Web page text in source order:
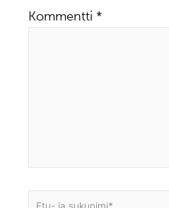
Kommentti *
Etu-